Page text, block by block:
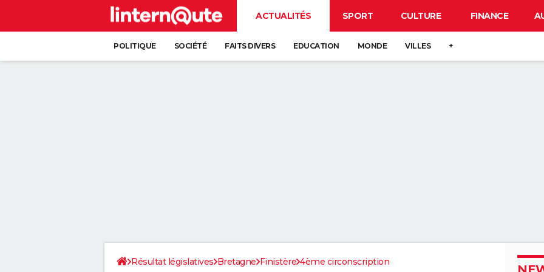
ACTUALITÉS SPORT CULTURE FINANCE
POLITIQUE SOCIÉTÉ FAITS DIVERS EDUCATION MONDE VILLES +
Résultat législatives Bretagne Finistère 4ème circonscription